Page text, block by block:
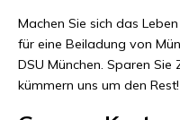
Machen Sie sich das
für eine Beiladung von
DSU München. Sparen
kümmern uns um den Rest!